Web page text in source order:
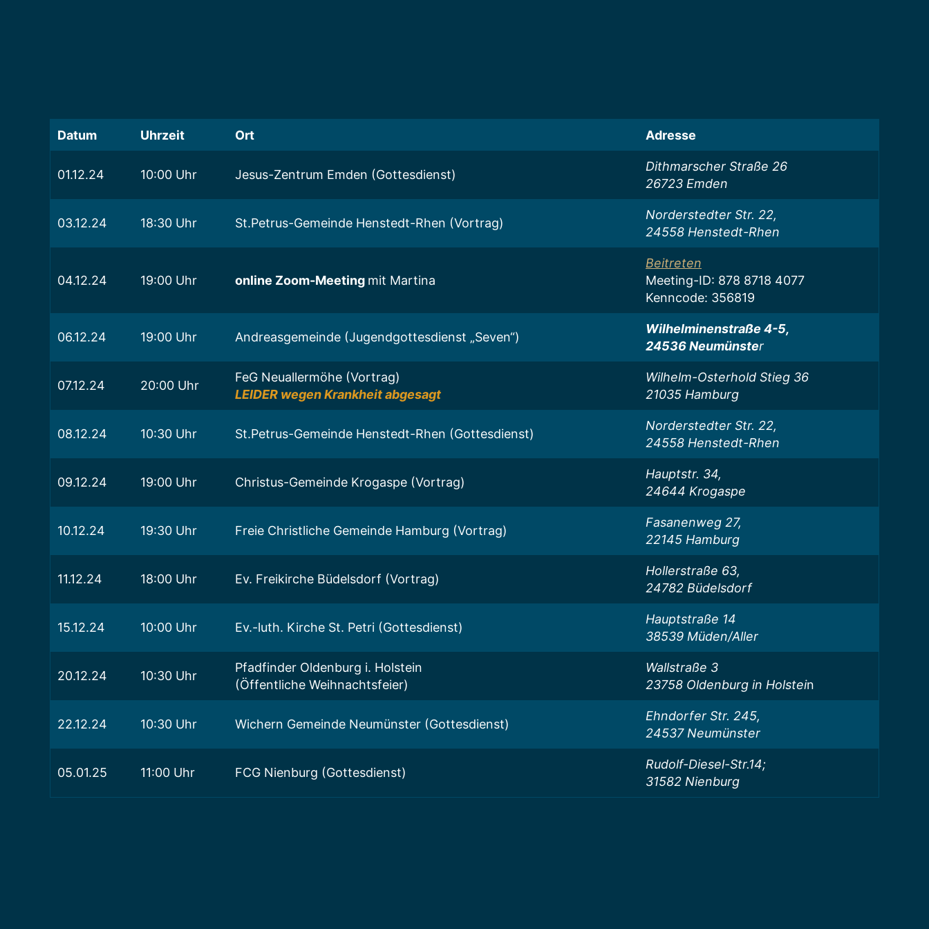
Datum Uhrzeit Ort Adresse
01.12.24 10:00 Uhr Jesus-Zentrum Emden (Gottesdienst)
Dithmarscher Straße 26
26723 Emden
03.12.24 18:30 Uhr St.Petrus-Gemeinde Henstedt-Rhen (Vortrag)
Norderstedter Str. 22,
24558 Henstedt-Rhen
04.12.24 19:00 Uhr online Zoom-Meeting mit Martina
Beitreten
Meeting-ID: 878 8718 4077
Kenncode: 356819
06.12.24 19:00 Uhr Andreasgemeinde (Jugendgottesdienst „Seven“)
Wilhelminenstraße 4-5,
24536 Neumünster
07.12.24 20:00 Uhr
FeG Neuallermöhe (Vortrag)
LEIDER wegen Krankheit abgesagt
Wilhelm-Osterhold Stieg 36
21035 Hamburg
08.12.24 10:30 Uhr St.Petrus-Gemeinde Henstedt-Rhen (Gottesdienst)
Norderstedter Str. 22,
24558 Henstedt-Rhen
09.12.24 19:00 Uhr Christus-Gemeinde Krogaspe (Vortrag)
Hauptstr. 34,
24644 Krogaspe
10.12.24 19:30 Uhr Freie Christliche Gemeinde Hamburg (Vortrag)
Fasanenweg 27,
22145 Hamburg
11.12.24 18:00 Uhr Ev. Freikirche Büdelsdorf (Vortrag)
Hollerstraße 63,
24782 Büdelsdorf
15.12.24 10:00 Uhr Ev.-luth. Kirche St. Petri (Gottesdienst)
Hauptstraße 14
38539 Müden/Aller
20.12.24 10:30 Uhr
Pfadfinder Oldenburg i. Holstein
(Öffentliche Weihnachtsfeier)
Wallstraße 3
23758 Oldenburg in Holstein
22.12.24 10:30 Uhr Wichern Gemeinde Neumünster (Gottesdienst)
Ehndorfer Str. 245,
24537 Neumünster
05.01.25 11:00 Uhr FCG Nienburg (Gottesdienst)
Rudolf-Diesel-Str.14;
31582 Nienburg